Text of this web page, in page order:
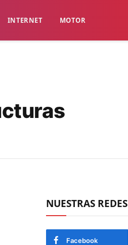
INTERNET MOTOR
NUESTRAS REDES
Facebook